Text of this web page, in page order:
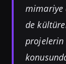
mimariye
de
projelerin